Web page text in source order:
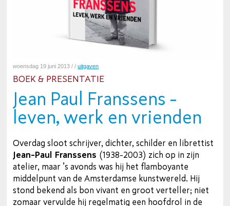
woensdag 19 juni 2013 / /uitgaven
BOEK & PRESENTATIE
Jean Paul Franssens -
leven, werk en vrienden
Overdag sloot schrijver, dichter, schilder en librettist
Jean-Paul Franssens (1938-2003) zich op in zijn
atelier, maar ’s avonds was hij het flamboyante
middelpunt van de Amsterdamse kunstwereld. Hij
stond bekend als bon vivant en groot verteller; niet
zomaar vervulde hij regelmatig een hoofdrol in de